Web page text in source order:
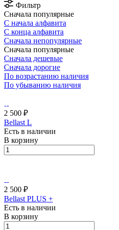
Фильтр
Сначала популярные
С начала алфавита
С конца алфавита
Сначала непопулярные
Сначала популярные
Сначала дешевые
Сначала дорогие
По возрастанию наличия
По убыванию наличия
2 500 ₽
Bellast L
Есть в наличии
В корзину
2 500 ₽
Bellast PLUS +
Есть в наличии
В корзину